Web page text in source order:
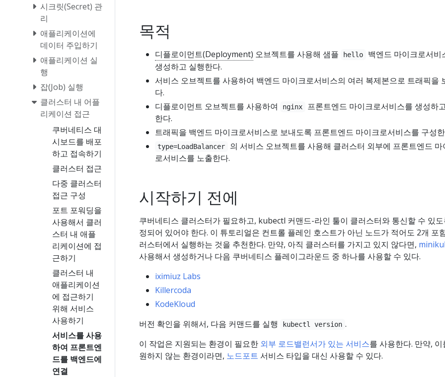
시크릿(Secret) 관
리
애플리케이션에
데이터 주입하기
애플리케이션 실
행
잡(Job) 실행
클러스터 내 어플
리케이션 접근
쿠버네티스 대
시보드를 배포
하고 접속하기
클러스터 접근
다중 클러스터
접근 구성
포트 포워딩을
사용해서 클러
스터 내 애플
리케이션에 접
근하기
클러스터 내
애플리케이션
에 접근하기
위해 서비스
사용하기
서비스를 사용
하여 프론트엔
드를 백엔드에
연결
목적
디플로이먼트(Deployment) 오브젝트를 사용해 샘플 hello
백엔드 마이크로서비
생성하고 실행한다.
서비스 오브젝트를 사용하여 백엔드 마이크로서비스의 여러 복제본으로 트래픽을
다.
디플로이먼트 오브젝트를 사용하여
nginx
프론트엔드 마이크로서비스를 생성하
한다.
트래픽을 백엔드 마이크로서비스로 보내도록 프론트엔드 마이크로서비스를 구성
type=LoadBalancer
의 서비스 오브젝트를 사용해 클러스터 외부에 프론트엔드 마
로서비스를 노출한다.
시작하기 전에
쿠버네티스 클러스터가 필요하고, kubectl 커맨드-라인 툴이 클러스터와 통신할 수 있도
정되어 있어야 한다. 이 튜토리얼은 컨트롤 플레인 호스트가 아닌 노드가 적어도 2개 포
러스터에서 실행하는 것을 추천한다. 만약, 아직 클러스터를 가지고 있지 않다면,
사용해서 생성하거나 다음 쿠버네티스 플레이그라운드 중 하나를 사용할 수 있다.
iximiuz Labs
Killercoda
KodeKloud
버전 확인을 위해서, 다음 커맨드를 실행
kubectl version .
이 작업은 지원되는 환경이 필요한 외부 로드밸런서가 있는 서비스를 사용한다. 만약, 이
원하지 않는 환경이라면, 노드포트 서비스 타입을 대신 사용할 수 있다.